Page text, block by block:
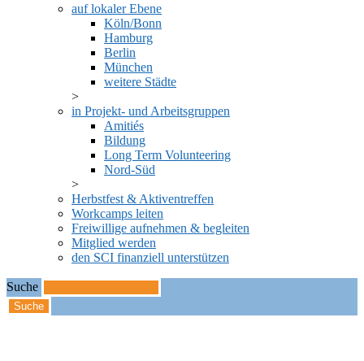
auf lokaler Ebene
Köln/Bonn
Hamburg
Berlin
München
weitere Städte
in Projekt- und Arbeitsgruppen
Amitiés
Bildung
Long Term Volunteering
Nord-Süd
Herbstfest & Aktiventreffen
Workcamps leiten
Freiwillige aufnehmen & begleiten
Mitglied werden
den SCI finanziell unterstützen
Suche